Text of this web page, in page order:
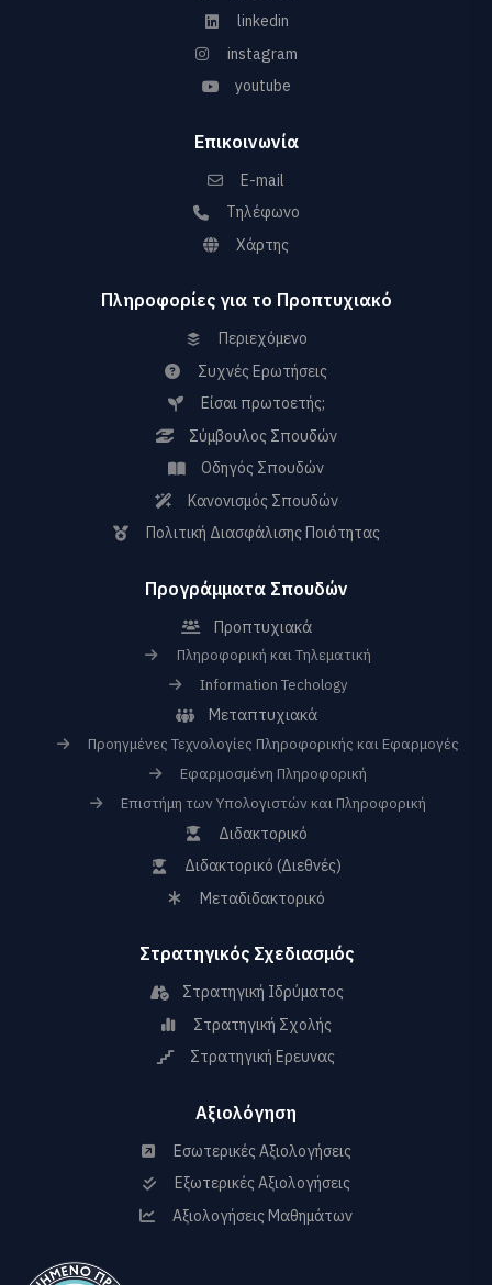
linkedin
instagram
youtube
Επικοινωνία
E-mail
Τηλέφωνο
Χάρτης
Πληροφορίες για το Προπτυχιακό
Περιεχόμενο
Συχνές Ερωτήσεις
Είσαι πρωτοετής;
Σύμβουλος Σπουδών
Οδηγός Σπουδών
Κανονισμός Σπουδών
Πολιτική Διασφάλισης Ποιότητας
Προγράμματα Σπουδών
Προπτυχιακά
Πληροφορική και Τηλεματική
Information Techology
Μεταπτυχιακά
Προηγμένες Τεχνολογίες Πληροφορικής και Εφαρμογές
Εφαρμοσμένη Πληροφορική
Επιστήμη των Υπολογιστών και Πληροφορική
Διδακτορικό
Διδακτορικό (Διεθνές)
Μεταδιδακτορικό
Στρατηγικός Σχεδιασμός
Στρατηγική Ιδρύματος
Στρατηγική Σχολής
Στρατηγική Ερευνας
Αξιολόγηση
Εσωτερικές Αξιολογήσεις
Εξωτερικές Αξιολογήσεις
Αξιολογήσεις Μαθημάτων